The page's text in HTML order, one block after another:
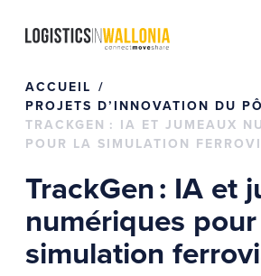
ACCUEIL
PROJETS D’INNOVATION DU
TRACKGEN : IA ET JUMEAUX
POUR LA SIMULATION
TrackGen : IA et
numériques
simulation